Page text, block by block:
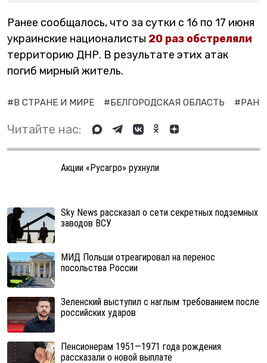
Ранее сообщалось, что за сутки с 16 по 17 июня
украинские националисты 20 раз обстреляли
территорию ДНР. В результате этих атак
погиб мирный житель.
#В СТРАНЕ И МИРЕ #БЕЛГОРОДСКАЯ ОБЛАСТЬ
Читайте нас:
Акции «Русагро» рухнули
Sky News рассказал о сети секретных подземных
заводов ВСУ
МИД Польши отреагировал на перенос
посольства России
Зеленский выступил с наглым требованием после
российских ударов
Пенсионерам 1951—1971 года рождения
рассказали о новой выплате